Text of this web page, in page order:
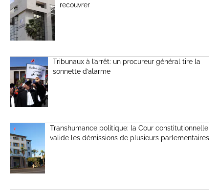
recouvrer
Tribunaux à l’arrêt: un procureur général tire la
sonnette d’alarme
Transhumance politique: la Cour constitutionnelle
valide les démissions de plusieurs parlementaires